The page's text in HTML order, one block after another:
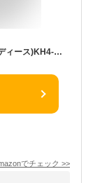
[Citizen] 腕時計 ウィッカ wicca (シルバー/防水/レディース)KH4-912-90 シチズン スモーキーピンク ギフトソーラー
でチェック >>